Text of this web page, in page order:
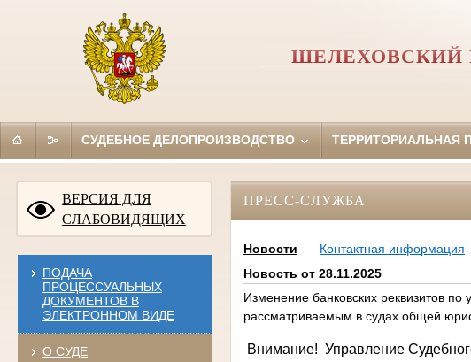
ШЕЛЕХОВСКИЙ
СУДЕБНОЕ ДЕЛОПРОИЗВОДСТВО ТЕРРИТОРИАЛЬНАЯ
ВЕРСИЯ ДЛЯ
СЛАБОВИДЯЩИХ
ПОДАЧА
ПРОЦЕССУАЛЬНЫХ
ДОКУМЕНТОВ В
ЭЛЕКТРОННОМ ВИДЕ
О СУДЕ
ПРЕСС-СЛУЖБА
Новости
Контактная информация
Новость от 28.11.2025
Изменение банковских реквизитов
рассматриваемым в судах общей
Внимание! Управление